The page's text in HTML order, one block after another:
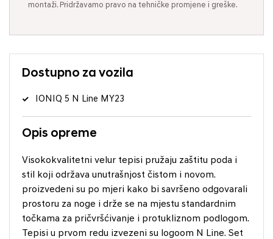
montaži. Pridržavamo pravo na tehničke promjene i greške.
Dostupno za vozila
IONIQ 5 N Line MY23
Opis opreme
Visokokvalitetni velur tepisi pružaju zaštitu poda i
stil koji održava unutrašnjost čistom i novom.
proizvedeni su po mjeri kako bi savršeno odgovarali
prostoru za noge i drže se na mjestu standardnim
točkama za pričvršćivanje i protukliznom podlogom.
Tepisi u prvom redu izvezeni su logoom N Line. Set